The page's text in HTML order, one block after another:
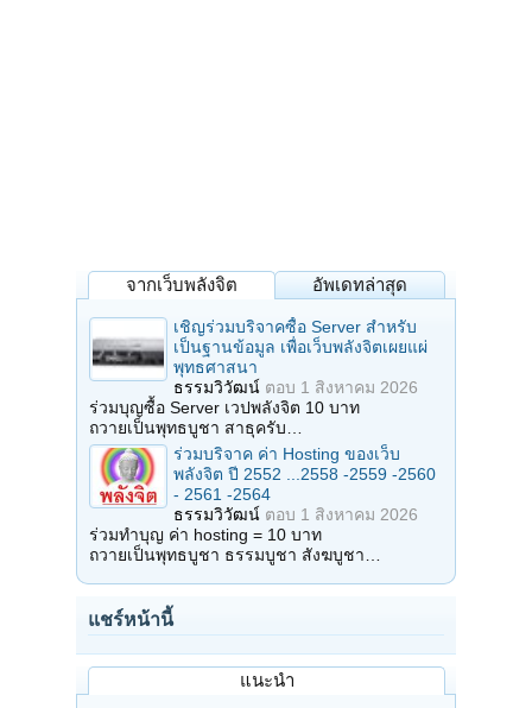
จากเว็บพลังจิต อัพเดทล่าสุด
เชิญร่วมบริจาคซื้อ Server สำหรับ
เป็นฐานข้อมูล เพื่อเว็บพลังจิตเผยแผ่
พุทธศาสนา
ธรรมวิวัฒน์ ตอบ 1 สิงหาคม 2026
ร่วมบุญซื้อ Server เวปพลังจิต 10 บาท
ถวายเป็นพุทธบูชา สาธุครับ…
ร่วมบริจาค ค่า Hosting ของเว็บ
พลังจิต ปี 2552 ...2558 -2559 -2560
- 2561 -2564
ธรรมวิวัฒน์ ตอบ 1 สิงหาคม 2026
ร่วมทำบุญ ค่า hosting = 10 บาท
ถวายเป็นพุทธบูชา ธรรมบูชา สังฆบูชา…
แชร์หน้านี้
แนะนำ